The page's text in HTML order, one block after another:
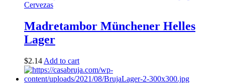
Cervezas
Madretambor Münchener Helles
Lager
$2.14 Add to cart